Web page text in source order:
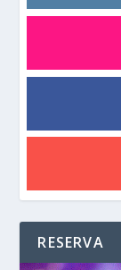
RESERVA